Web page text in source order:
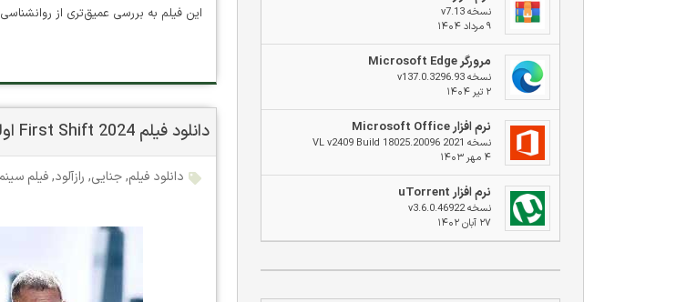
نسخه v7.13
۹ مرداد ۱۴۰۴
مرورگر Microsoft Edge
نسخه v137.0.3296.93
۲ تیر ۱۴۰۴
نرم افزار Microsoft Office
نسخه 2021 VL v2409 Build 18025.20096
۴ مهر ۱۴۰۳
نرم افزار uTorrent
نسخه v3.6.0.46922
۲۷ آبان ۱۴۰۲
این فیلم به بررسی عمیق‌تری از
دانلود فیلم First Shift 2024 اولین شیفت کاری با دوبله فارسی
دانلود فیلم,جنایی, رازآلود,فیلم